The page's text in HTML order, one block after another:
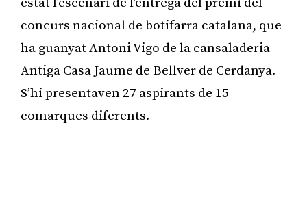
concurs nacional de botifarra catalana, que
ha guanyat Antoni Vigo de la cansaladeria
Antiga Casa Jaume de Bellver de Cerdanya.
S’hi presentaven 27 aspirants de 15
comarques diferents.